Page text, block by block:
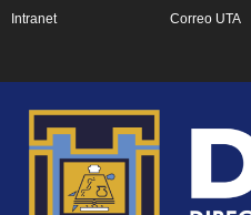
Intranet Correo UTA